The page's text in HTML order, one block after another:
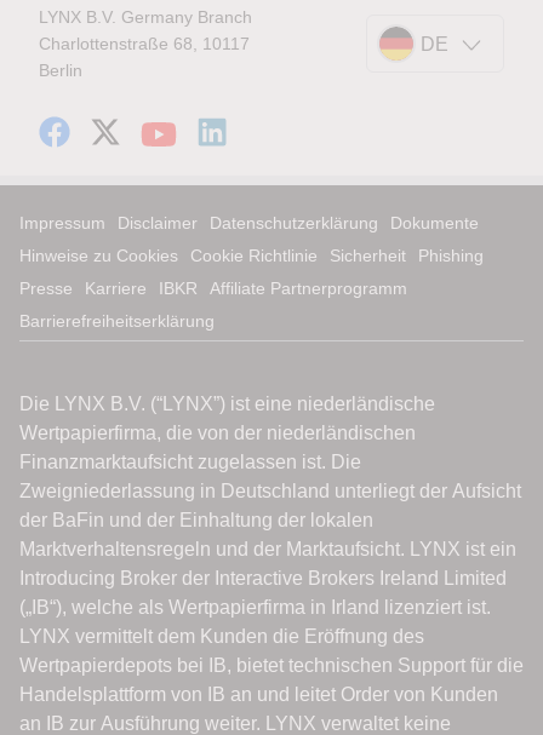
LYNX B.V. Germany Branch
Charlottenstraße 68, 10117
Berlin
DE
Impressum Disclaimer Datenschutzerklärung
Dokumente
Hinweise zu Cookies
Cookie Richtlinie Sicherheit
Phishing
Presse
Karriere IBKR
Affiliate Partnerprogramm
Barrierefreiheitserklärung